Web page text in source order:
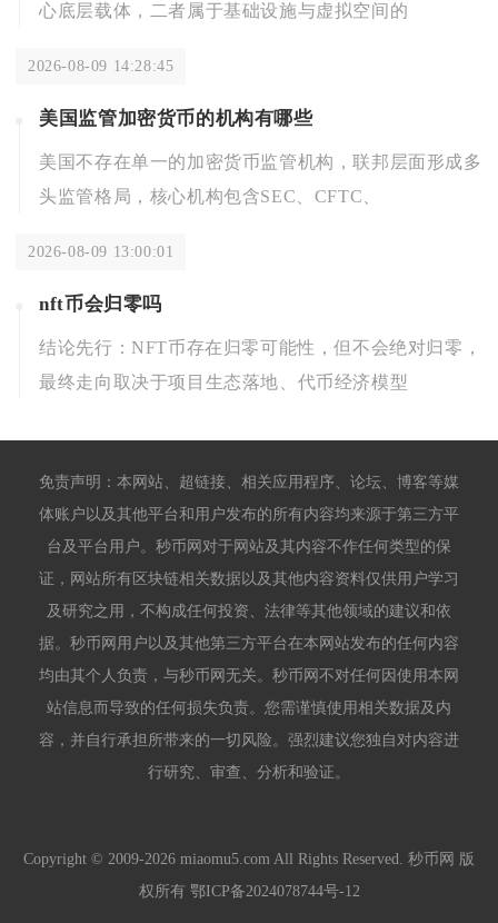
心底层载体，二者属于基础设施与虚拟空间的
2026-08-09 14:28:45
美国监管加密货币的机构有哪些
美国不存在单一的加密货币监管机构，联邦层面形成多
头监管格局，核心机构包含SEC、CFTC、
2026-08-09 13:00:01
nft币会归零吗
结论先行：NFT币存在归零可能性，但不会绝对归零，
最终走向取决于项目生态落地、代币经济模型
免责声明：本网站、超链接、相关应用程序、论坛、博客等媒
体账户以及其他平台和用户发布的所有内容均来源于第三方平
台及平台用户。秒币网对于网站及其内容不作任何类型的保
证，网站所有区块链相关数据以及其他内容资料仅供用户学习
及研究之用，不构成任何投资、法律等其他领域的建议和依
据。秒币网用户以及其他第三方平台在本网站发布的任何内容
均由其个人负责，与秒币网无关。秒币网不对任何因使用本网
站信息而导致的任何损失负责。您需谨慎使用相关数据及内
容，并自行承担所带来的一切风险。强烈建议您独自对内容进
行研究、审查、分析和验证。
Copyright © 2009-2026 miaomu5.com All Rights Reserved. 秒币网 版
权所有 鄂ICP备2024078744号-12